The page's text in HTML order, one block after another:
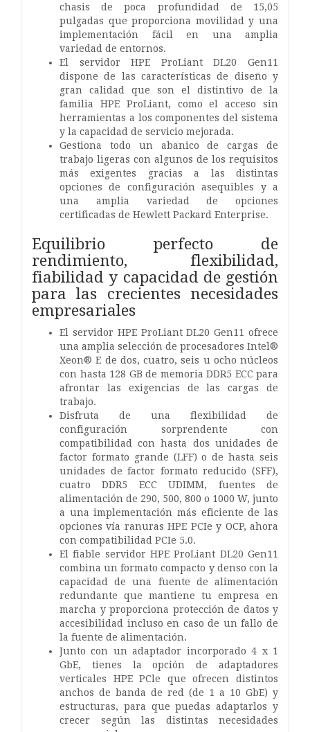
chasis de poca profundidad de 15,05
pulgadas que proporciona movilidad y una
implementación fácil en una amplia
variedad de entornos.
El servidor HPE ProLiant DL20 Gen11
dispone de las características de diseño y
gran calidad que son el distintivo de la
familia HPE ProLiant, como el acceso sin
herramientas a los componentes del sistema
y la capacidad de servicio mejorada.
Gestiona todo un abanico de cargas de
trabajo ligeras con algunos de los requisitos
más exigentes gracias a las distintas
opciones de configuración asequibles y a
una amplia variedad de opciones
certificadas de Hewlett Packard Enterprise.
Equilibrio perfecto de
rendimiento, flexibilidad,
fiabilidad y capacidad de gestión
para las crecientes necesidades
empresariales
El servidor HPE ProLiant DL20 Gen11 ofrece
una amplia selección de procesadores Intel®
Xeon® E de dos, cuatro, seis u ocho núcleos
con hasta 128 GB de memoria DDR5 ECC para
afrontar las exigencias de las cargas de
trabajo.
Disfruta de una flexibilidad de
configuración sorprendente con
compatibilidad con hasta dos unidades de
factor formato grande (LFF) o de hasta seis
unidades de factor formato reducido (SFF),
cuatro DDR5 ECC UDIMM, fuentes de
alimentación de 290, 500, 800 o 1000 W, junto
a una implementación más eficiente de las
opciones vía ranuras HPE PCIe y OCP, ahora
con compatibilidad PCIe 5.0.
El fiable servidor HPE ProLiant DL20 Gen11
combina un formato compacto y denso con la
capacidad de una fuente de alimentación
redundante que mantiene tu empresa en
marcha y proporciona protección de datos y
accesibilidad incluso en caso de un fallo de
la fuente de alimentación.
Junto con un adaptador incorporado 4 x 1
GbE, tienes la opción de adaptadores
verticales HPE PCle que ofrecen distintos
anchos de banda de red (de 1 a 10 GbE) y
estructuras, para que puedas adaptarlos y
crecer según las distintas necesidades